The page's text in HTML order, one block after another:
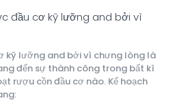
đầu cơ kỹ lưỡng and bởi vì
kỹ lưỡng and bởi vì chưng lòng là
đến sự thành công trong bất kì
rượu cồn đầu cơ nào. Kế hoạch